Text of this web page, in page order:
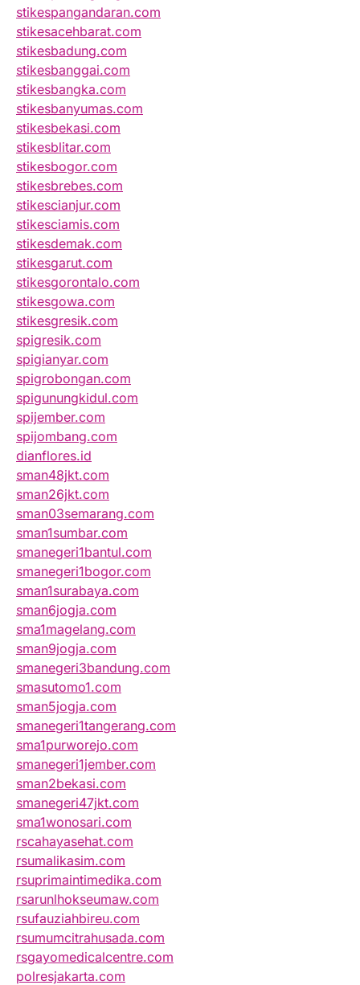
stikespangandaran.com
stikesacehbarat.com
stikesbadung.com
stikesbanggai.com
stikesbangka.com
stikesbanyumas.com
stikesbekasi.com
stikesblitar.com
stikesbogor.com
stikesbrebes.com
stikescianjur.com
stikesciamis.com
stikesdemak.com
stikesgarut.com
stikesgorontalo.com
stikesgowa.com
stikesgresik.com
spigresik.com
spigianyar.com
spigrobongan.com
spigunungkidul.com
spijember.com
spijombang.com
dianflores.id
sman48jkt.com
sman26jkt.com
sman03semarang.com
sman1sumbar.com
smanegeri1bantul.com
smanegeri1bogor.com
sman1surabaya.com
sman6jogja.com
sma1magelang.com
sman9jogja.com
smanegeri3bandung.com
smasutomo1.com
sman5jogja.com
smanegeri1tangerang.com
sma1purworejo.com
smanegeri1jember.com
sman2bekasi.com
smanegeri47jkt.com
sma1wonosari.com
rscahayasehat.com
rsumalikasim.com
rsuprimaintimedika.com
rsarunlhokseumaw.com
rsufauziahbireu.com
rsumumcitrahusada.com
rsgayomedicalcentre.com
polresjakarta.com